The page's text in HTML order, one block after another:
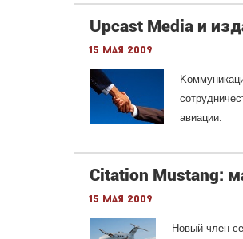
Upcast Media и
15 мая 2009
авиации.
Citation Mustang:
15 мая 2009
Новый член